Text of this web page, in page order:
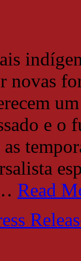
novas
e
Read